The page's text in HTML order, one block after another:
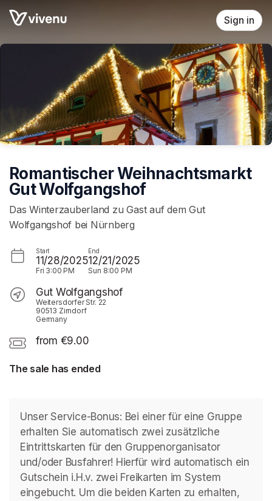
Skip header
Sign in
Romantischer Weihnachtsmarkt
Gut Wolfgangshof
Das Winterzauberland zu Gast auf dem Gut
Wolfgangshof bei Nürnberg
Start
11/28/2025
Fri 3:00 PM
End
12/21/2025
Sun 8:00 PM
Gut Wolfgangshof
Weitersdorfer Str. 22
90513 Zirndorf
Germany
from €9.00
The sale has ended
Unser Service-Bonus: Bei einer für eine Gruppe
erhalten Sie automatisch zwei zusätzliche
Eintrittskarten für den Gruppenorganisator
und/oder Busfahrer! Hierfür wird automatisch ein
Gutschein i.H.v. zwei Freikarten im System
eingebucht. Um die beiden Karten zu erhalten,